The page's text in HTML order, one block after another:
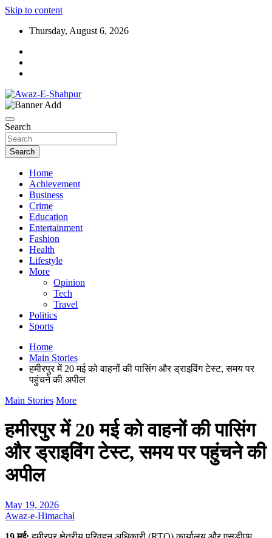
Skip to content
Thursday, August 6, 2026
Awaz-E-Shahpur
Search
Search
Home
Achievement
Business
Crime
Education
Entertainment
Fashion
Health
Lifestyle
More
Opinion
Tech
Travel
Politics
Sports
Home
Main Stories
हमीरपुर में 20 मई को वाहनों की पासिंग और ड्राइविंग टेस्ट, समय पर
पहुंचने की अपील
Main Stories More
हमीरपुर में 20 मई को वाहनों की पासिंग
और ड्राइविंग टेस्ट, समय पर पहुंचने की
अपील
May 19, 2026
Awaz-e-Himachal